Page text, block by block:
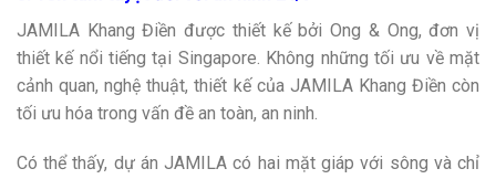
JAMILA Khang Điền được thiết kế bởi Ong & Ong, đơn vị
thiết kế nổi tiếng tại Singapore. Không những tối ưu về mặt
cảnh quan, nghệ thuật, thiết kế của JAMILA Khang Điền còn
tối ưu hóa trong vấn đề an toàn, an ninh.
Có thể thấy, dự án JAMILA có hai mặt giáp với sông và chỉ